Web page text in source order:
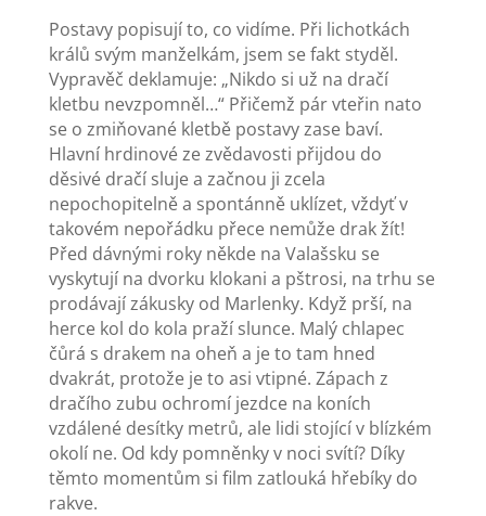
Postavy popisují to, co vidíme. Při lichotkách
králů svým manželkám, jsem se fakt styděl.
Vypravěč deklamuje: „Nikdo si už na dračí
kletbu nevzpomněl…“ Přičemž pár vteřin nato
se o zmiňované kletbě postavy zase baví.
Hlavní hrdinové ze zvědavosti přijdou do
děsivé dračí sluje a začnou ji zcela
nepochopitelně a spontánně uklízet, vždyť v
takovém nepořádku přece nemůže drak žít!
Před dávnými roky někde na Valašsku se
vyskytují na dvorku klokani a pštrosi, na trhu se
prodávají zákusky od Marlenky. Když prší, na
herce kol do kola praží slunce. Malý chlapec
čůrá s drakem na oheň a je to tam hned
dvakrát, protože je to asi vtipné. Zápach z
dračího zubu ochromí jezdce na koních
vzdálené desítky metrů, ale lidi stojící v blízkém
okolí ne. Od kdy pomněnky v noci svítí? Díky
těmto momentům si film zatlouká hřebíky do
rakve.